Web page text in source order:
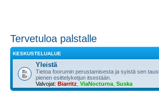
Tervetuloa palstalle
KESKUSTELUALUE
Yleistä
Tietoa foorumin perustamisesta ja syistä sen
pienen esittelyketjun itsestään.
Valvojat: Biarritz ViaNocturna Suska